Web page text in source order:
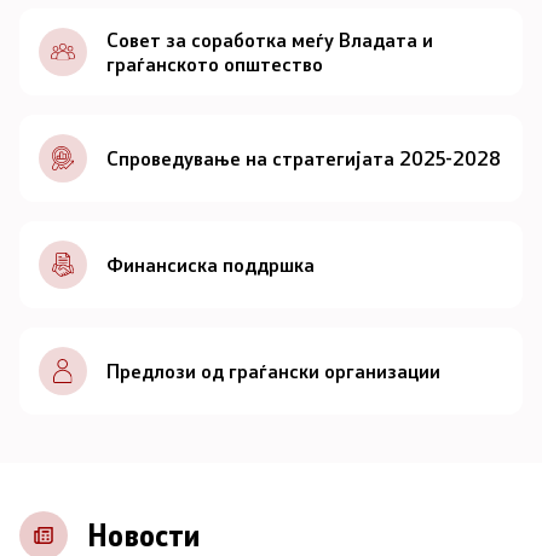
Документи
Совет
За советот
Документи
Записници и дневни редови од седниците на
Советот
Контакт
Совет за соработка меѓу Владата и
граѓанското општество
Спроведување на стратегијата 2025-2028
Финансиска поддршка
Предлози од граѓански организации
Новости